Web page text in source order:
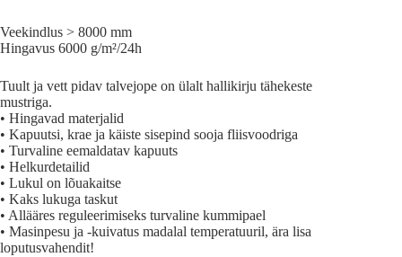
Veekindlus > 8000 mm
Hingavus 6000 g/m²/24h
Tuult ja vett pidav talvejope on ülalt hallikirju tähekeste
mustriga.
• Hingavad materjalid
• Kapuutsi, krae ja käiste sisepind sooja fliisvoodriga
• Turvaline eemaldatav kapuuts
• Helkurdetailid
• Lukul on lõuakaitse
• Kaks lukuga taskut
• Allääres reguleerimiseks turvaline kummipael
• Masinpesu ja -kuivatus madalal temperatuuril, ära lisa
loputusvahendit!